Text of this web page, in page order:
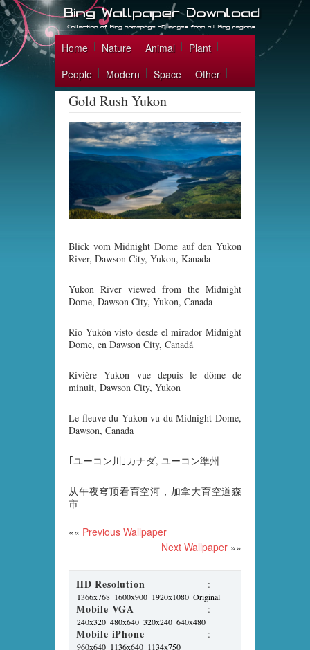
Home Nature Animal
Plant
People
Modern Space Other
Gold Rush Yukon
Blick vom Midnight Dome auf den Yukon
River, Dawson City, Yukon, Kanada
Yukon River viewed from the Midnight
Dome, Dawson City, Yukon, Canada
Río Yukón visto desde el mirador Midnight
Dome, en Dawson City, Canadá
Rivière Yukon vue depuis le dôme de
minuit, Dawson City, Yukon
Le fleuve du Yukon vu du Midnight Dome,
Dawson, Canada
｢ユーコン川｣カナダ, ユーコン準州
从午夜穹顶看育空河，加拿大育空道森
市
«« Previous Wallpaper
Next Wallpaper »»
HD Resolution :
1366x768 1600x900 1920x1080 Original
Mobile VGA :
240x320 480x640 320x240 640x480
Mobile iPhone :
960x640 1136x640 1134x750